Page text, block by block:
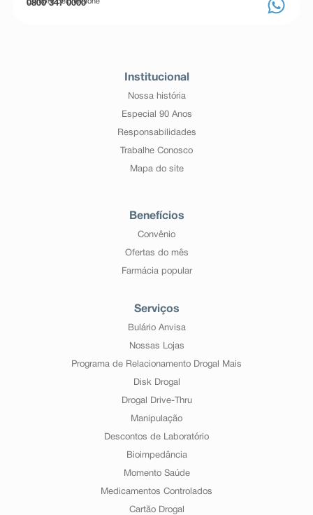
Compre pelo telefone
0800 347 0000
Institucional
Nossa história
Especial 90 Anos
Responsabilidades
Trabalhe Conosco
Mapa do site
Benefícios
Convênio
Ofertas do mês
Farmácia popular
Serviços
Bulário Anvisa
Nossas Lojas
Programa de Relacionamento Drogal Mais
Disk Drogal
Drogal Drive-Thru
Manipulação
Descontos de Laboratório
Bioimpedância
Momento Saúde
Medicamentos Controlados
Cartão Drogal